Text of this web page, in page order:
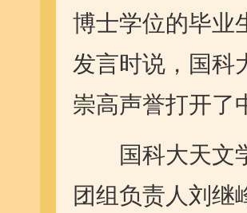
博士学位的毕业
发言时说，国科
崇高声誉打开了
国科大天文学
团组负责人刘继